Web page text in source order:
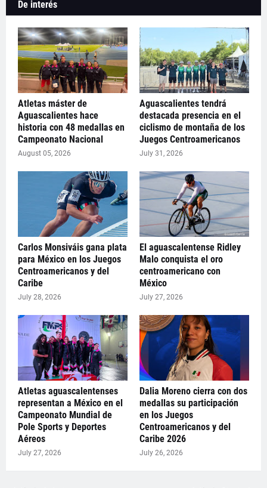
De interés
Atletas máster de
Aguascalientes hace
historia con 48 medallas en
Campeonato Nacional
August 05, 2026
Aguascalientes tendrá
destacada presencia en el
ciclismo de montaña de los
Juegos Centroamericanos
July 31, 2026
Carlos Monsiváis gana plata
para México en los Juegos
Centroamericanos y del
Caribe
July 28, 2026
El aguascalentense Ridley
Malo conquista el oro
centroamericano con
México
July 27, 2026
Atletas aguascalentenses
representan a México en el
Campeonato Mundial de
Pole Sports y Deportes
Aéreos
July 27, 2026
Dalia Moreno cierra con dos
medallas su participación
en los Juegos
Centroamericanos y del
Caribe 2026
July 26, 2026